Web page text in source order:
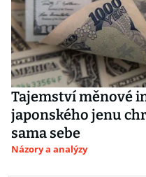
Tajemství měnové
japonského jenu
sama sebe
Názory a analýzy